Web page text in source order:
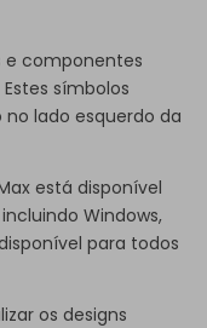
e componentes
símbolos
lado esquerdo da
está disponível
Windows,
para todos
os designs